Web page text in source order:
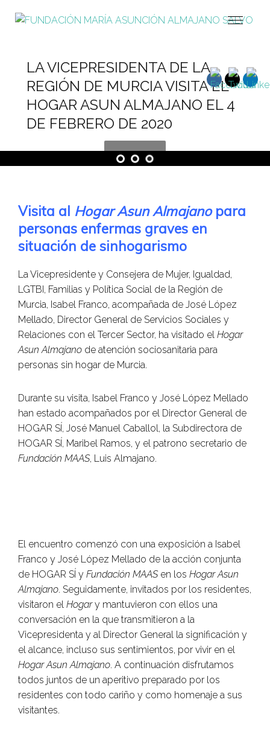
LA VICEPRESIDENTA DE LA
REGIÓN DE MURCIA VISITA EL
HOGAR ASUN ALMAJANO EL 4
DE FEBRERO DE 2020
Visita al Hogar Asun Almajanopara
personas enfermas graves en
situación de sinhogarismo
La Vicepresidente y Consejera de Mujer, Igualdad,
LGTBI, Familias y Política Social de la Región de
Murcia, Isabel Franco, acompañada de José López
Mellado, Director General de Servicios Sociales y
Relaciones con el Tercer Sector, ha visitado el Hogar
Asun Almajano de atención sociosanitaria para
personas sin hogar de Murcia.
Durante su visita, Isabel Franco y José López Mellado
han estado acompañados por el Director General de
HOGAR SÍ, José Manuel Caballol, la Subdirectora de
HOGAR SÍ, Maribel Ramos, y el patrono secretario de
Fundación MAAS, Luis Almajano.
El encuentro comenzó con una exposición a Isabel
Franco y José López Mellado de la acción conjunta
de HOGAR SÍ y Fundación MAAS en los Hogar Asun
Almajano. Seguidamente, invitados por los residentes,
visitaron el Hogary mantuvieron con ellos una
conversación en la que transmitieron a la
Vicepresidenta y al Director General la significación y
el alcance, incluso sus sentimientos, por vivir en el
Hogar Asun Almajano. A continuación disfrutamos
todos juntos de un aperitivo preparado por los
residentes con todo cariño y como homenaje a sus
visitantes.